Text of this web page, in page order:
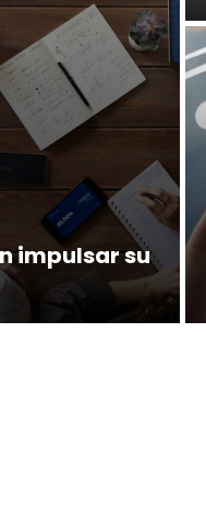
impulsar su